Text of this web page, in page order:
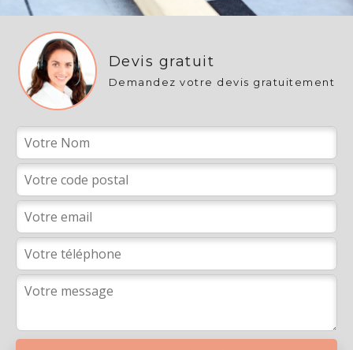
Devis gratuit
Demandez votre devis gratuitement